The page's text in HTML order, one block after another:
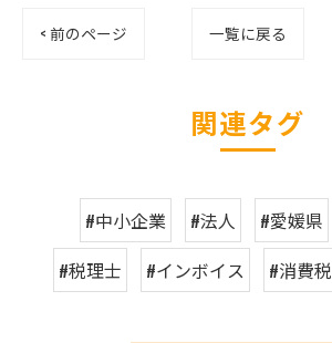
< 前のページ 一覧に戻る
関連タグ
#中小企業 #法人 #愛媛県
#税理士
#インボイス #消費税